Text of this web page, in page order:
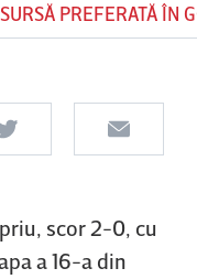
PREFERATĂ ÎN
scor 2-0, cu
a 16-a din